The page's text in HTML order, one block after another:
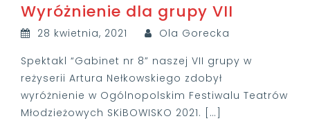
Wyróżnienie dla grupy VII
28 kwietnia, 2021
Ola Gorecka
Spektakl “Gabinet nr 8” naszej VII grupy w
reżyserii Artura Nełkowskiego zdobył
wyróżnienie w Ogólnopolskim Festiwalu Teatrów
Młodzieżowych SKiBOWISKO 2021. […]